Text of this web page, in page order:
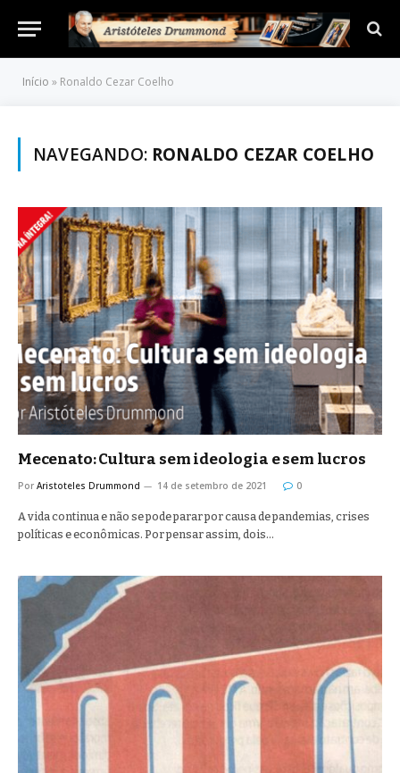
Início » Ronaldo Cezar Coelho
NAVEGANDO: RONALDO CEZAR COELHO
Mecenato: Cultura sem ideologia e sem lucros
Por Aristoteles Drummond 14 de setembro de 2021 0
A vida continua e não se pode parar por causa de pandemias, crises
políticas e econômicas. Por pensar assim, dois…